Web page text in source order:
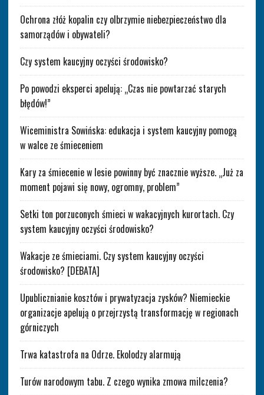
Ochrona złóż kopalin czy olbrzymie niebezpieczeństwo dla
samorządów i obywateli?
Czy system kaucyjny oczyści środowisko?
Po powodzi eksperci apelują: „Czas nie powtarzać starych
błędów!”
Wiceministra Sowińska: edukacja i system kaucyjny pomogą
w walce ze śmieceniem
Kary za śmiecenie w lesie powinny być znacznie wyższe. „Już za
moment pojawi się nowy, ogromny, problem”
Setki ton porzuconych śmieci w wakacyjnych kurortach. Czy
system kaucyjny oczyści środowisko?
Wakacje ze śmieciami. Czy system kaucyjny oczyści
środowisko? [DEBATA]
Upublicznianie kosztów i prywatyzacja zysków? Niemieckie
organizacje apelują o przejrzystą transformację w regionach
górniczych
Trwa katastrofa na Odrze. Ekolodzy alarmują
Turów narodowym tabu. Z czego wynika zmowa milczenia?